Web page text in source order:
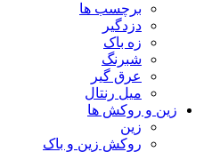
برچسب ها
دزدگیر
زه باک
شبرنگ
عرق گیر
میل رنتال
زین و روکش ها
زین
روکش زین و باک